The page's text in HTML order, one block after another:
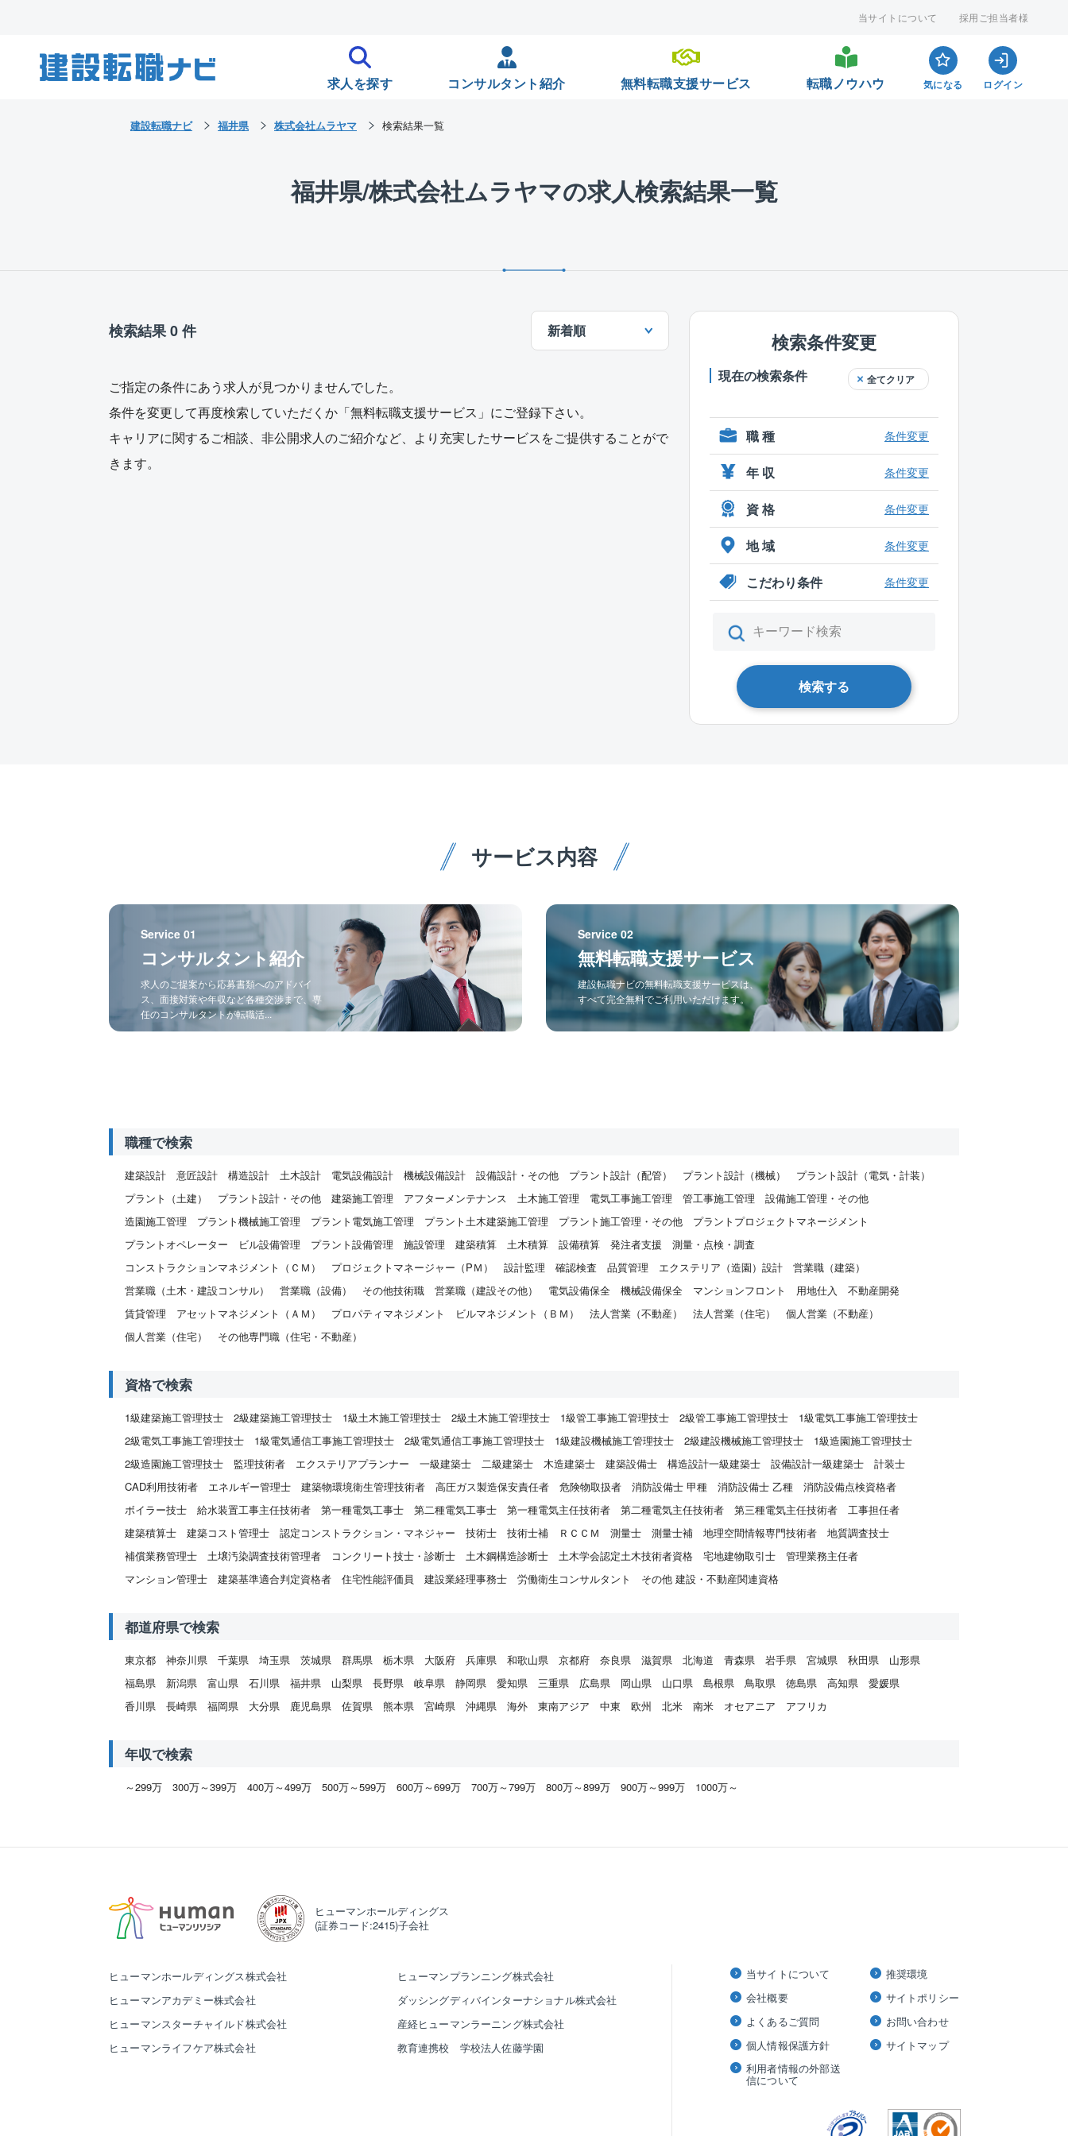
当サイトについて 採用ご担当者様
求人を探す コンサルタント紹介 無料転職支援サービス 転職ノウハウ 気になる ログイン
福井県/株式会社ムラヤマの求人検索結果一覧
検索結果 0 件 新着順
ご指定の条件にあう求人が見つかりませんでした。
条件を変更して再度検索していただくか「無料転職支援サービス」にご登録下さい。
キャリアに関するご相談、非公開求人のご紹介など、より充実したサービスをご提供することがで
きます。
検索条件変更
現在の検索条件 全てクリア
職 種 条件変更
年 収 条件変更
資 格 条件変更
地 域 条件変更
こだわり条件 条件変更
検索する
サービス内容
Service 01
コンサルタント紹介
求人のご提案から応募書類へのアドバイ
ス、面接対策や年収など各種交渉まで、専
任のコンサルタントが転職活...
Service 02
無料転職支援サービス
建設転職ナビの無料転職支援サービスは、
すべて完全無料でご利用いただけます。
職種で検索
建築設計 意匠設計 構造設計 土木設計 電気設備設計 機械設備設計 設備設計・その他 プラント設計（配管） プラント設計（機械）
プラント設計（電気・計装）
プラント（土建）
プラント設計・その他 建築施工管理 アフターメンテナンス 土木施工管理 電気工事施工管理 管工事施工管理
設備施工管理・その他
造園施工管理
プラント機械施工管理 プラント電気施工管理 プラント土木建築施工管理 プラント施工管理・その他
プラントプロジェクトマネージメント
プラントオペレーター
ビル設備管理 プラント設備管理 施設管理 建築積算 土木積算 設備積算 発注者支援
測量・点検・調査
コンストラクションマネジメント（ＣＭ）
プロジェクトマネージャー（PＭ） 設計監理 確認検査 品質管理 エクステリア（造園）設計
営業職（建築）
営業職（土木・建設コンサル）
営業職（設備） その他技術職 営業職（建設その他） 電気設備保全 機械設備保全 マンションフロント 用地仕入
不動産開発
賃貸管理
アセットマネジメント（ＡＭ） プロパティマネジメント ビルマネジメント（ＢＭ） 法人営業（不動産） 法人営業（住宅）
個人営業（不動産）
個人営業（住宅）
その他専門職（住宅・不動産）
資格で検索
1級建築施工管理技士 2級建築施工管理技士 1級土木施工管理技士 2級土木施工管理技士 1級管工事施工管理技士 2級管工事施工管理技士
1級電気工事施工管理技士
2級電気工事施工管理技士
1級電気通信工事施工管理技士 2級電気通信工事施工管理技士 1級建設機械施工管理技士 2級建設機械施工管理技士
1級造園施工管理技士
2級造園施工管理技士
監理技術者 エクステリアプランナー 一級建築士 二級建築士 木造建築士 建築設備士 構造設計一級建築士 設備設計一級建築士
計装士
CAD利用技術者
エネルギー管理士 建築物環境衛生管理技術者 高圧ガス製造保安責任者 危険物取扱者 消防設備士 甲種 消防設備士 乙種
消防設備点検資格者
ボイラー技士
給水装置工事主任技術者 第一種電気工事士 第二種電気工事士 第一種電気主任技術者 第二種電気主任技術者 第三種電気主任技術者
工事担任者
建築積算士
建築コスト管理士 認定コンストラクション・マネジャー 技術士 技術士補 ＲＣＣＭ 測量士 測量士補 地理空間情報専門技術者
地質調査技士
補償業務管理士
土壌汚染調査技術管理者 コンクリート技士・診断士 土木鋼構造診断士 土木学会認定土木技術者資格 宅地建物取引士
管理業務主任者
マンション管理士
建築基準適合判定資格者 住宅性能評価員 建設業経理事務士 労働衛生コンサルタント その他 建設・不動産関連資格
都道府県で検索
東京都 神奈川県 千葉県 埼玉県 茨城県 群馬県 栃木県 大阪府 兵庫県 和歌山県 京都府 奈良県 滋賀県 北海道 青森県 岩手県 宮城県 秋田県
山形県
福島県
新潟県 富山県 石川県 福井県 山梨県 長野県 岐阜県 静岡県 愛知県 三重県 広島県 岡山県 山口県 島根県 鳥取県 徳島県 高知県
愛媛県
香川県
長崎県 福岡県 大分県 鹿児島県 佐賀県 熊本県 宮崎県 沖縄県 海外 東南アジア 中東 欧州 北米 南米 オセアニア アフリカ
年収で検索
～299万 300万～399万 400万～499万 500万～599万 600万～699万 700万～799万 800万～899万 900万～999万 1000万～
建設転職ナビ 福井県 株式会社ムラヤマ 検索結果一覧
ヒューマンホールディングス
(証券コード:2415)子会社
ヒューマンホールディングス株式会社
ヒューマンアカデミー株式会社
ヒューマンスターチャイルド株式会社
ヒューマンライフケア株式会社
ヒューマンプランニング株式会社
ダッシングディバインターナショナル株式会社
産経ヒューマンラーニング株式会社
教育連携校 学校法人佐藤学園
当サイトについて
会社概要
よくあるご質問
個人情報保護方針
利用者情報の外部送
信について
推奨環境
サイトポリシー
お問い合わせ
サイトマップ